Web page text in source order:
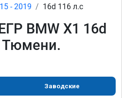
- 2019 16d 116 л.с
BMW X1 16d
Тюмени.
Заводские